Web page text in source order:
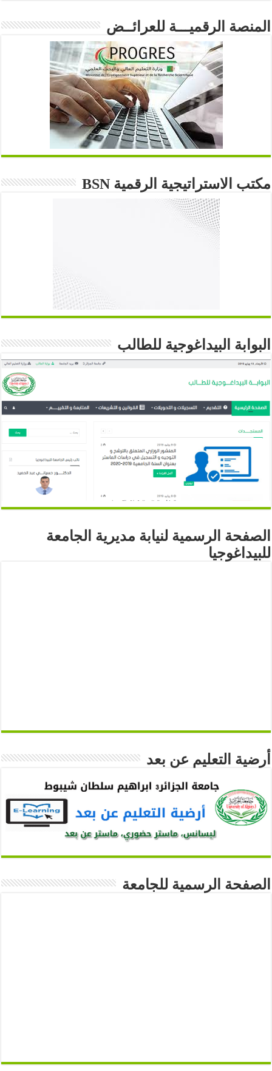
المنصة الرقميـــة للعرائــض
مكتب الاستراتيجية الرقمية BSN
البوابة البيداغوجية للطالب
الصفحة الرسمية لنيابة مديرية الجامعة
للبيداغوجيا
أرضية التعليم عن بعد
الصفحة الرسمية للجامعة